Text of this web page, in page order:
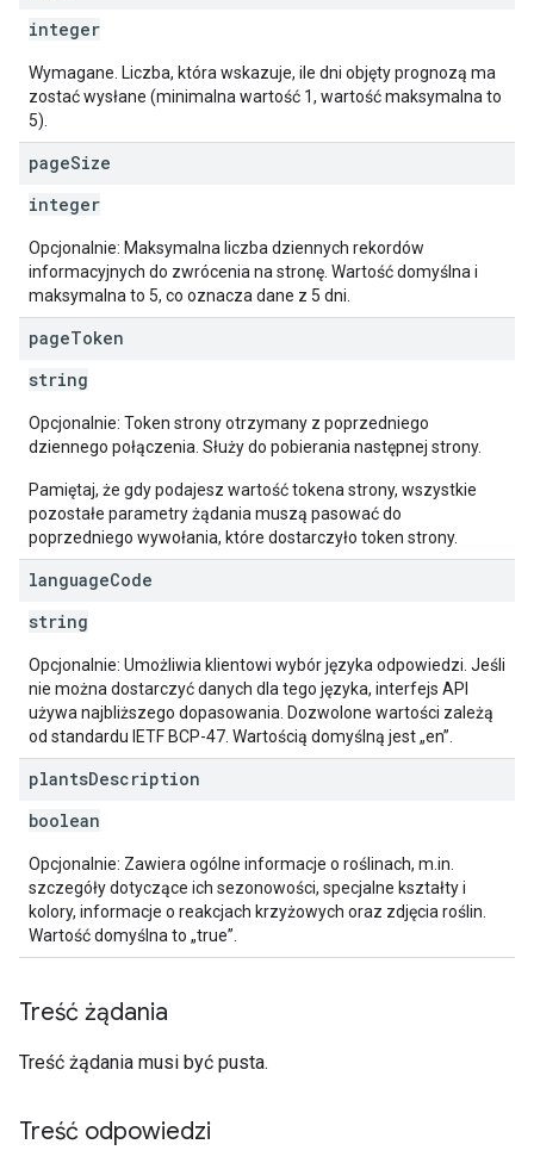
integer
Wymagane. Liczba, która wskazuje, ile dni objęty prognozą ma
zostać wysłane (minimalna wartość 1, wartość maksymalna to
5).
pageSize
integer
Opcjonalnie: Maksymalna liczba dziennych rekordów
informacyjnych do zwrócenia na stronę. Wartość domyślna i
maksymalna to 5, co oznacza dane z 5 dni.
pageToken
string
Opcjonalnie: Token strony otrzymany z poprzedniego
dziennego połączenia. Służy do pobierania następnej strony.
Pamiętaj, że gdy podajesz wartość tokena strony, wszystkie
pozostałe parametry żądania muszą pasować do
poprzedniego wywołania, które dostarczyło token strony.
languageCode
string
Opcjonalnie: Umożliwia klientowi wybór języka odpowiedzi. Jeśli
nie można dostarczyć danych dla tego języka, interfejs API
używa najbliższego dopasowania. Dozwolone wartości zależą
od standardu IETF BCP-47. Wartością domyślną jest „en”.
plantsDescription
boolean
Opcjonalnie: Zawiera ogólne informacje o roślinach, m.in.
szczegóły dotyczące ich sezonowości, specjalne kształty i
kolory, informacje o reakcjach krzyżowych oraz zdjęcia roślin.
Wartość domyślna to „true”.
Treść żądania
Treść żądania musi być pusta.
Treść odpowiedzi